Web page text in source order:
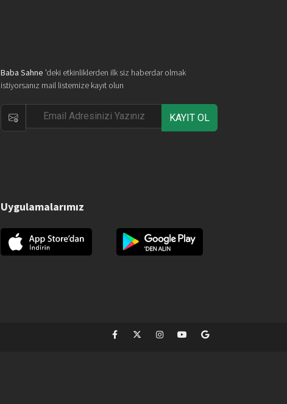
Baba Sahne 'deki etkinliklerden ilk siz haberdar olmak
istiyorsanız mail listemize kayıt olun
KAYIT OL
Uygulamalarımız